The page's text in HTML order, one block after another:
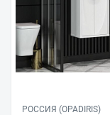
РОССИЯ (OPADIRIS)